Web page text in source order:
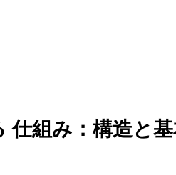
仕組み：構造と